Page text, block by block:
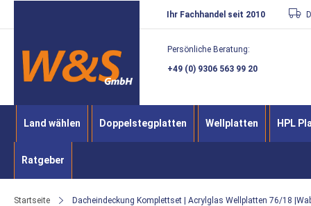
Direkt
zum
Inhalt
Ihr Fachhandel seit 2010
Persönliche Beratung:
+49 (0) 9306 563 99 20
Land wählen Doppelstegplatten Wellplatten HPL
Ratgeber
Startseite Dacheindeckung Komplettset | Acrylglas Wellplatten 76/18